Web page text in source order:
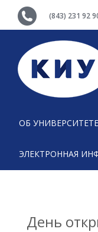
(843) 231 92
ОБ УНИВЕРСИТЕТЕ
ЭЛЕКТРОННАЯ
День